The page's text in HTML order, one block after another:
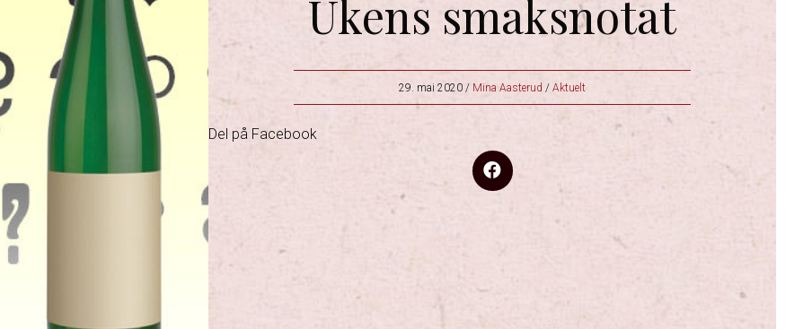
Ukens smaksnotat
29. mai 2020 / Mina Aasterud / Aktuelt
Del på Facebook